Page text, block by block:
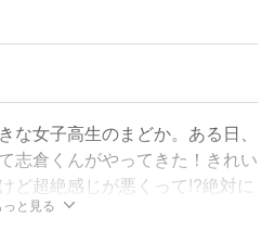
な女子高生のまどか。ある日、
志倉くんがやってきた！きれい
ど超絶感じが悪くって!?絶対に
たけど、時々見せる姿が、悶絶
っと見る